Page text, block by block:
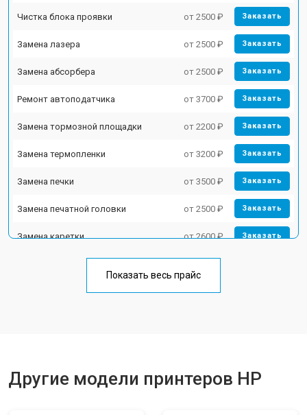
Чистка блока проявки от 2500 ₽ Заказать
Замена лазера от 2500 ₽ Заказать
Замена абсорбера от 2500 ₽ Заказать
Ремонт автоподатчика от 3700 ₽ Заказать
Замена тормозной площадки от 2200 ₽ Заказать
Замена термопленки от 3200 ₽ Заказать
Замена печки от 3500 ₽ Заказать
Замена печатной головки от 2500 ₽ Заказать
Замена каретки от 2600 ₽ Заказать
Замена блока питания от 2300 ₽
Показать весь прайс
Другие модели принтеров HP